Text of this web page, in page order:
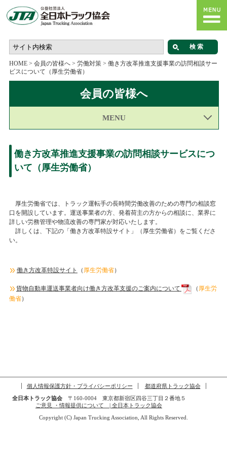
HOME> 会員の皆様へ> 労働対策> 働き方改革推進支援事業の訪問相談サー
ビスについて（厚生労働省）
会員の皆様へ
MENU
働き方改革推進支援事業の訪問相談サービスにつ
いて（厚生労働省）
厚生労働省では、トラック運転手の長時間労働改善のための専門の相談窓
口を開設しています。運送事業者の方、発着荷主の方からの相談に、業界に
詳しい労務管理や物流改善の専門家が対応いたします。
詳しくは、下記の「働き方改革特設サイト」（厚生労働省）をご覧くださ
い。
働き方改革特設サイト （ 厚生労働省）
貨物自動車運送事業者向け働き方改革支援のご案内について （ 厚生労
働省）
個人情報保護方針・プライバシーポリシー
都道府県トラック協会
全日本トラック協会〒160-0004 東京都新宿区四谷三丁目２番地５
ご意見 ・情報提供について | 全日本トラック協会
Copyright (C) Japan Trucking Association, All Rights Reserved.